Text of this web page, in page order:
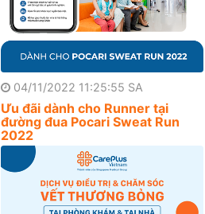
04/11/2022 11:25:55 SA
Ưu đãi dành cho Runner tại
đường đua Pocari Sweat Run
2022